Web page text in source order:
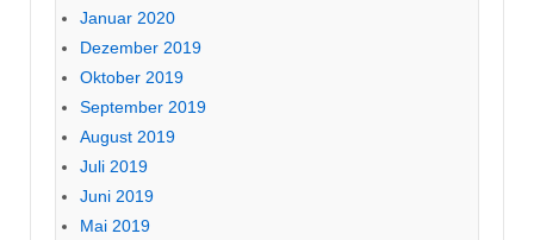
Januar 2020
Dezember 2019
Oktober 2019
September 2019
August 2019
Juli 2019
Juni 2019
Mai 2019